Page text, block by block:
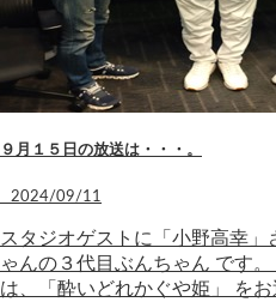
９月１５日の放送は・・・。
2024/09/11
スタジオゲストに「小野高幸
ゃんの３代目ぶんちゃん です
は、「酔いどれかぐや姫」 を